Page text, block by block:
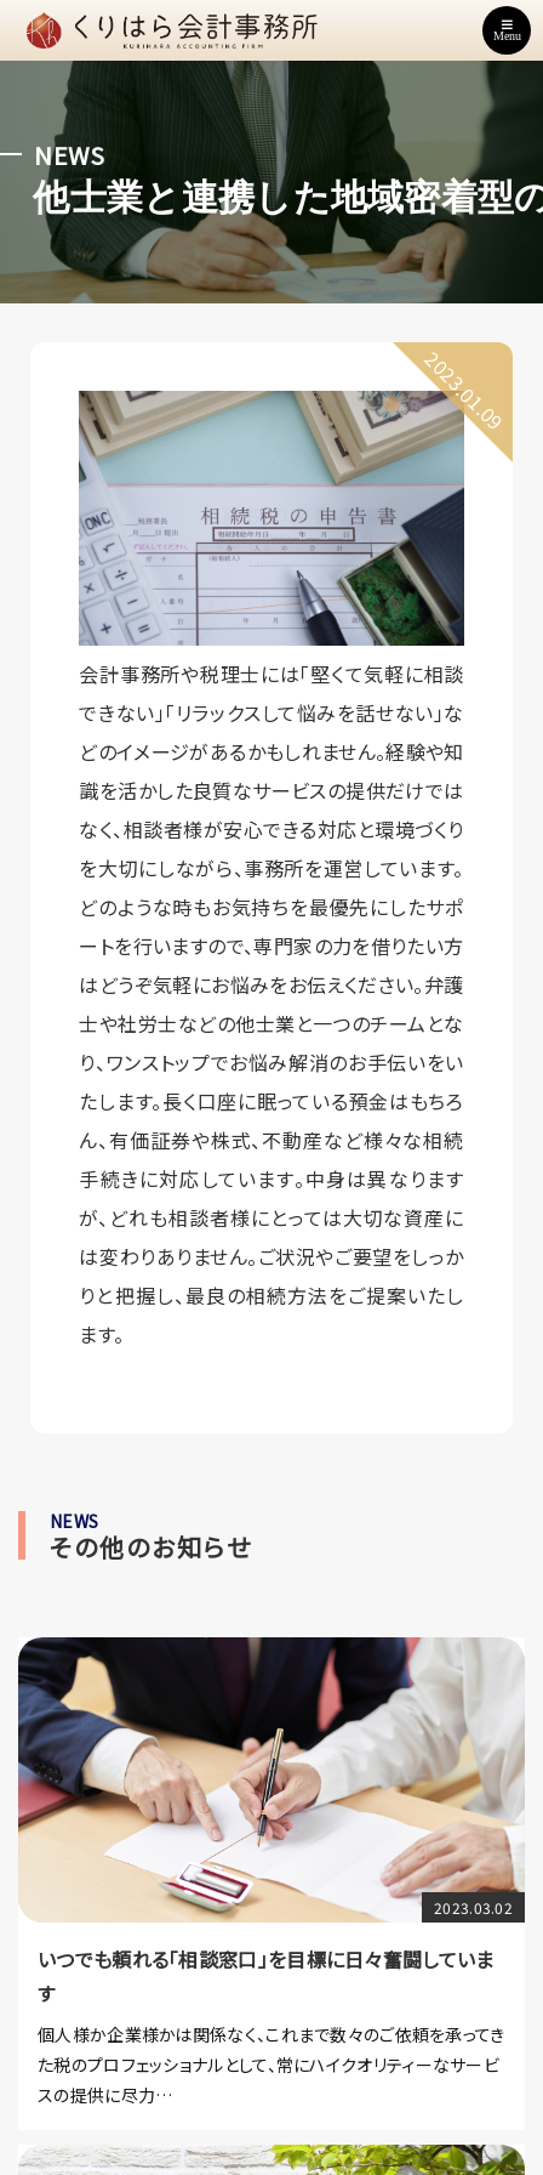
Menu
他士業と連携した地域密着型
NEWS
2023.01.09
会計事務所や税理士には「堅くて気軽に相談
できない」「リラックスして悩みを話せない」な
どのイメージがあるかもしれません。経験や知
識を活かした良質なサービスの提供だけでは
なく、相談者様が安心できる対応と環境づくり
を大切にしながら、事務所を運営しています。
どのような時もお気持ちを最優先にしたサポ
ートを行いますので、専門家の力を借りたい方
はどうぞ気軽にお悩みをお伝えください。弁護
士や社労士などの他士業と一つのチームとな
り、ワンストップでお悩み解消のお手伝いをい
たします。長く口座に眠っている預金はもちろ
ん、有価証券や株式、不動産など様々な相続
手続きに対応しています。中身は異なります
が、どれも相談者様にとっては大切な資産に
は変わりありません。ご状況やご要望をしっか
りと把握し、最良の相続方法をご提案いたし
ます。
NEWS
その他のお知らせ
2023.03.02
いつでも頼れる「相談窓口」を目標に日々奮闘していま
す
個人様か企業様かは関係なく、これまで数々のご依頼を承ってき
た税のプロフェッショナルとして、常にハイクオリティーなサービ
スの提供に尽力…